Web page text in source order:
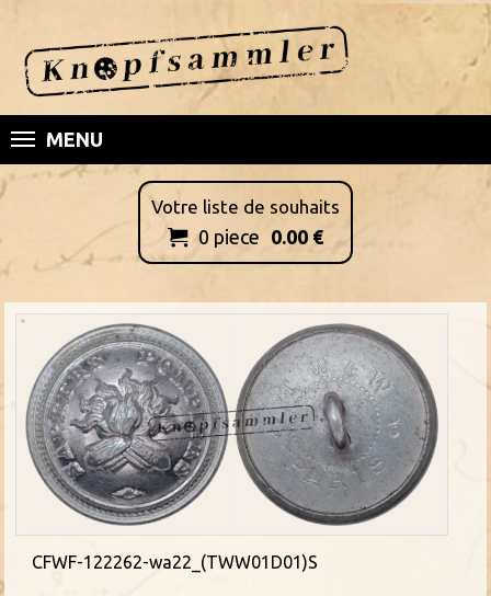
MENU
Votre liste de souhaits
 0 piece 0.00 €
CFWF-122262-wa22_(TWW01D01)S